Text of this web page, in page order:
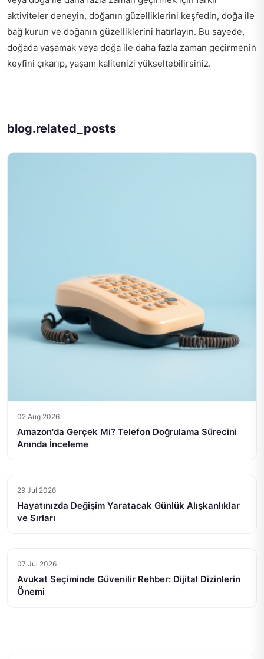
aktiviteler deneyin, doğanın güzelliklerini keşfedin, doğa ile
bağ kurun ve doğanın güzelliklerini hatırlayın. Bu sayede,
doğada yaşamak veya doğa ile daha fazla zaman geçirmenin
keyfini çıkarıp, yaşam kalitenizi yükseltebilirsiniz.
blog.related_posts
02 Aug 2026
Amazon'da Gerçek Mi? Telefon Doğrulama Sürecini
Anında İnceleme
29 Jul 2026
Hayatınızda Değişim Yaratacak Günlük Alışkanlıklar
ve Sırları
07 Jul 2026
Avukat Seçiminde Güvenilir Rehber: Dijital Dizinlerin
Önemi